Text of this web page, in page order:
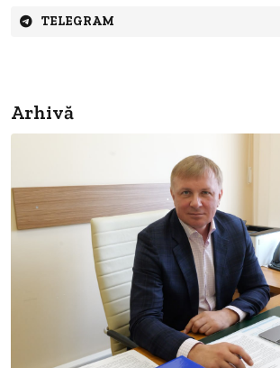
TELEGRAM
Arhivă